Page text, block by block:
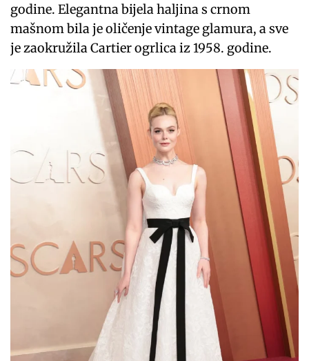
godine. Elegantna bijela haljina s crnom
mašnom bila je oličenje vintage glamura, a sve
je zaokružila Cartier ogrlica iz 1958. godine.